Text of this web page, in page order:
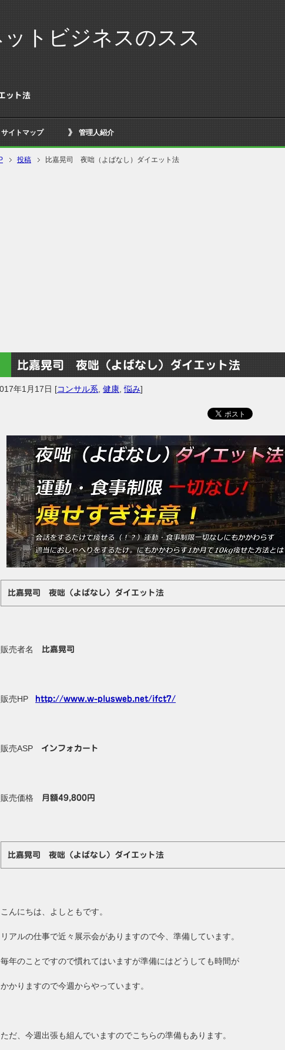
トビジネスのスス
ット法
サイトマップ 管理人紹介
投稿 比嘉晃司 夜咄（よばなし）ダイエット法
比嘉晃司 夜咄（よばなし）ダイエット法
年1月17日 [コンサル系 ,健康 ,悩み]
比嘉晃司 夜咄（よばなし）ダイエット法
販売者名 比嘉晃司
販売HP http://www.w-plusweb.net/ifct7/
販売ASP インフォカート
販売価格 月額49,800円
比嘉晃司 夜咄（よばなし）ダイエット法
こんにちは、よしともです。
リアルの仕事で近々展示会がありますので今、準備しています。
毎年のことですので慣れてはいますが準備にはどうしても時間が
かかりますので今週からやっています。
ただ、今週出張も組んでいますのでこちらの準備もあります。